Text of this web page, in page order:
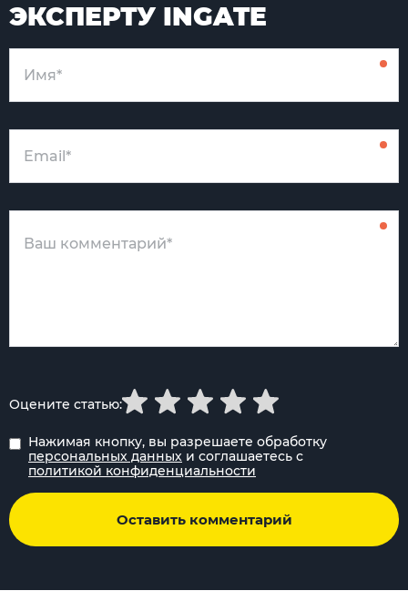
ЭКСПЕРТУ INGATE
Нажимая кнопку, вы разрешаете обработку
персональных данных и соглашаетесь с
политикой конфиденциальности
Оставить комментарий
Оцените статью: